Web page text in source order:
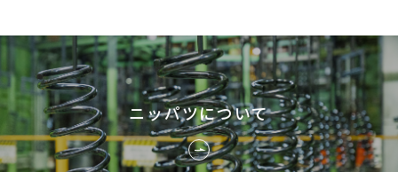
ニッパツについて